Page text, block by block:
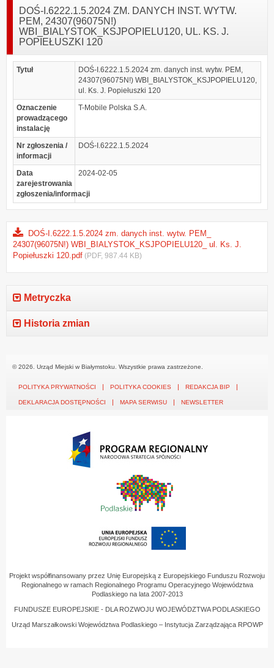
DOŚ-I.6222.1.5.2024 ZM. DANYCH INST. WYTW.
PEM, 24307(96075N!)
WBI_BIALYSTOK_KSJPOPIELU120, UL. KS. J.
POPIEŁUSZKI 120
Tytuł
DOŚ-I.6222.1.5.2024 zm. danych inst. wytw. PEM,
24307(96075N!) WBI_BIALYSTOK_KSJPOPIELU120,
ul. Ks. J. Popiełuszki 120
Oznaczenie
prowadzącego
instalację
T-Mobile Polska S.A.
Nr zgłoszenia /
informacji
DOŚ-I.6222.1.5.2024
Data
zarejestrowania
zgłoszenia/informacji
2024-02-05
DOŚ-I.6222.1.5.2024 zm. danych inst. wytw. PEM_
24307(96075N!) WBI_BIALYSTOK_KSJPOPIELU120_ ul. Ks. J.
Popiełuszki 120.pdf (PDF, 987.44 KB)
Metryczka
Historia zmian
© 2026. Urząd Miejski w Białymstoku. Wszystkie prawa zastrzeżone.
POLITYKA PRYWATNOŚCI POLITYKA COOKIES REDAKCJA BIP
DEKLARACJA DOSTĘPNOŚCI MAPA SERWISU NEWSLETTER
Projekt współfinansowany przez Unię Europejską z Europejskiego Funduszu Rozwoju
Regionalnego w ramach Regionalnego Programu Operacyjnego Województwa
Podlaskiego na lata 2007-2013
FUNDUSZE EUROPEJSKIE - DLA ROZWOJU WOJEWÓDZTWA PODLASKIEGO
Urząd Marszałkowski Województwa Podlaskiego – Instytucja Zarządzająca RPOWP